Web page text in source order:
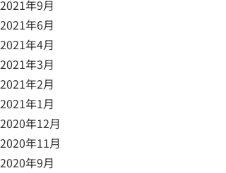
2021年9月
2021年6月
2021年4月
2021年3月
2021年2月
2021年1月
2020年12月
2020年11月
2020年9月